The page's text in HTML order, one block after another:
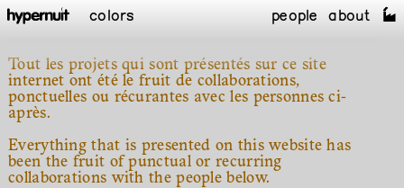
colors people about
Tout les projets qui sont présentés sur ce site
internet ont été le fruit de collaborations,
ponctuelles ou récurantes avec les personnes ci-
après.
Everything that is presented on this website has
been the fruit of punctual or recurring
collaborations with the people below.